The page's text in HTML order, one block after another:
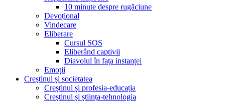
10 minute despre rugăciune
Devoțional
Vindecare
Eliberare
Cursul SOS
Eliberând captivii
Diavolul în fața instanței
Emoții
Creștinul și societatea
Creștinul și profesia-educația
Creștinul și știința-tehnologia